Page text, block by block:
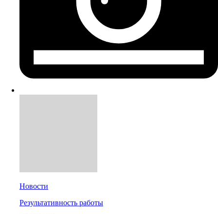
Новости
Результативность работы